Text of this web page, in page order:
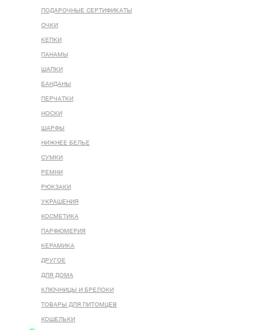
ПОДАРОЧНЫЕ СЕРТИФИКАТЫ
ОЧКИ
КЕПКИ
ПАНАМЫ
ШАПКИ
БАНДАНЫ
ПЕРЧАТКИ
НОСКИ
ШАРФЫ
НИЖНЕЕ БЕЛЬЕ
СУМКИ
РЕМНИ
РЮКЗАКИ
УКРАШЕНИЯ
КОСМЕТИКА
ПАРФЮМЕРИЯ
КЕРАМИКА
ДРУГОЕ
ДЛЯ ДОМА
КЛЮЧНИЦЫ И БРЕЛОКИ
ТОВАРЫ ДЛЯ ПИТОМЦЕВ
КОШЕЛЬКИ